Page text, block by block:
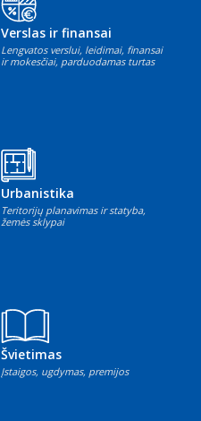
Verslas ir finansai
Lengvatos verslui, leidimai, finansai
ir mokesčiai, parduodamas turtas
Urbanistika
Teritorijų planavimas ir statyba,
žemės sklypai
Švietimas
Įstaigos, ugdymas, premijos